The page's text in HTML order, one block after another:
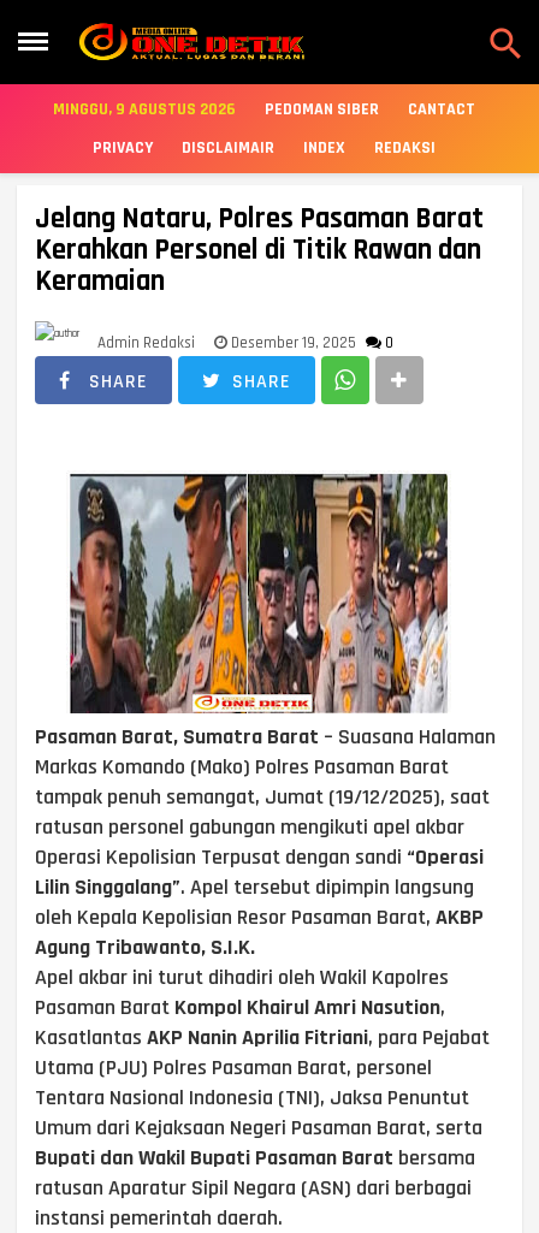

MINGGU, 9 AGUSTUS 2026 PEDOMAN SIBER
CANTACT
PRIVACY
DISCLAIMAIR INDEX REDAKSI
Jelang Nataru, Polres Pasaman Barat
Kerahkan Personel di Titik Rawan dan
Keramaian
Admin Redaksi Desember 19, 2025 0
SHARE SHARE
Pasaman Barat, Sumatra Barat – Suasana Halaman
Markas Komando (Mako) Polres Pasaman Barat
tampak penuh semangat, Jumat (19/12/2025), saat
ratusan personel gabungan mengikuti apel akbar
Operasi Kepolisian Terpusat dengan sandi “Operasi
Lilin Singgalang”. Apel tersebut dipimpin langsung
oleh Kepala Kepolisian Resor Pasaman Barat,AKBP
Agung Tribawanto, S.I.K.
Apel akbar ini turut dihadiri oleh Wakil Kapolres
Pasaman Barat Kompol Khairul Amri Nasution,
KasatlantasAKP Nanin Aprilia Fitriani, para Pejabat
Utama (PJU) Polres Pasaman Barat, personel
Tentara Nasional Indonesia (TNI), Jaksa Penuntut
Umum dari Kejaksaan Negeri Pasaman Barat, serta
Bupati dan Wakil Bupati Pasaman Barat bersama
ratusan Aparatur Sipil Negara (ASN) dari berbagai
instansi pemerintah daerah.